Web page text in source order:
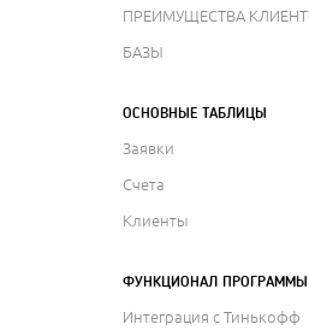
ПРЕИМУЩЕСТВА
БАЗЫ
ОСНОВНЫЕ ТАБЛИЦЫ
Заявки
Счета
Клиенты
ФУНКЦИОНАЛ ПРОГРАММЫ
Интеграция с Тинькофф